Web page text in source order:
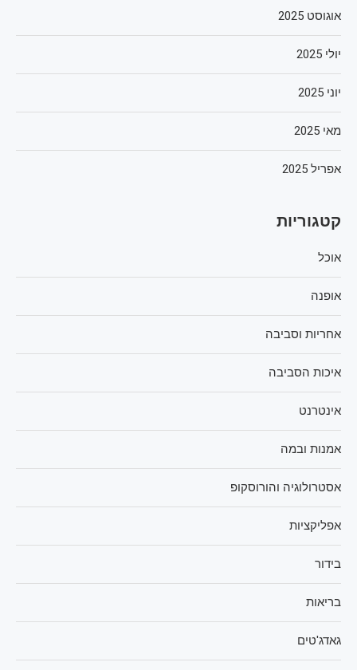
אוגוסט 2025
יולי 2025
יוני 2025
מאי 2025
אפריל 2025
קטגוריות
אוכל
אופנה
אחריות וסביבה
איכות הסביבה
אינטרנט
אמנות ובמה
אסטרולוגיה והורוסקופ
אפליקציות
בידור
בריאות
גאדג'טים